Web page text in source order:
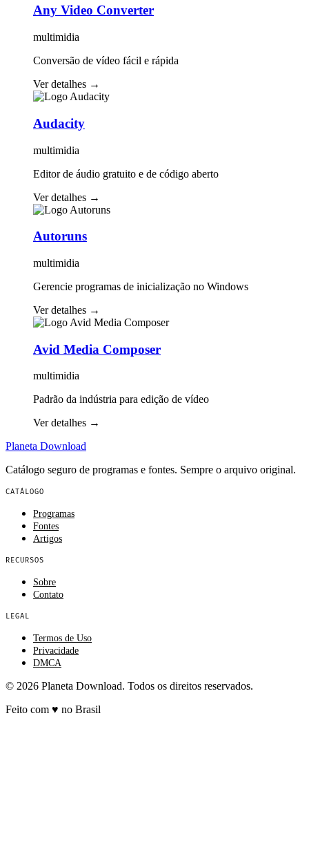
Any Video Converter
multimidia
Conversão de vídeo fácil e rápida
Ver detalhes →
Audacity
multimidia
Editor de áudio gratuito e de código aberto
Ver detalhes →
Autoruns
multimidia
Gerencie programas de inicialização no Windows
Ver detalhes →
Avid Media Composer
multimidia
Padrão da indústria para edição de vídeo
Ver detalhes →
Planeta Download
Catálogo seguro de programas e fontes. Sempre o arquivo original.
CATÁLOGO
Programas
Fontes
Artigos
RECURSOS
Sobre
Contato
LEGAL
Termos de Uso
Privacidade
DMCA
© 2026 Planeta Download. Todos os direitos reservados.
Feito com ♥ no Brasil